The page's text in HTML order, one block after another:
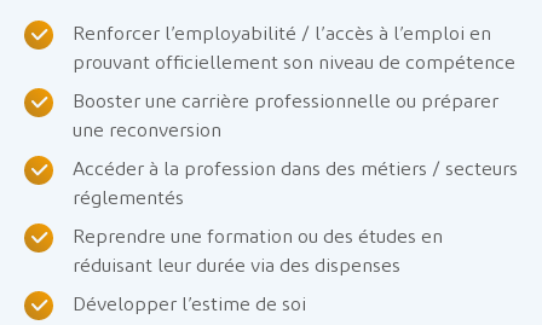
Renforcer l’employabilité / l’accès à l’emploi en
prouvant officiellement son niveau de compétence
Booster une carrière professionnelle ou préparer
une reconversion
Accéder à la profession dans des métiers / secteurs
réglementés
Reprendre une formation ou des études en
réduisant leur durée via des dispenses
Développer l’estime de soi